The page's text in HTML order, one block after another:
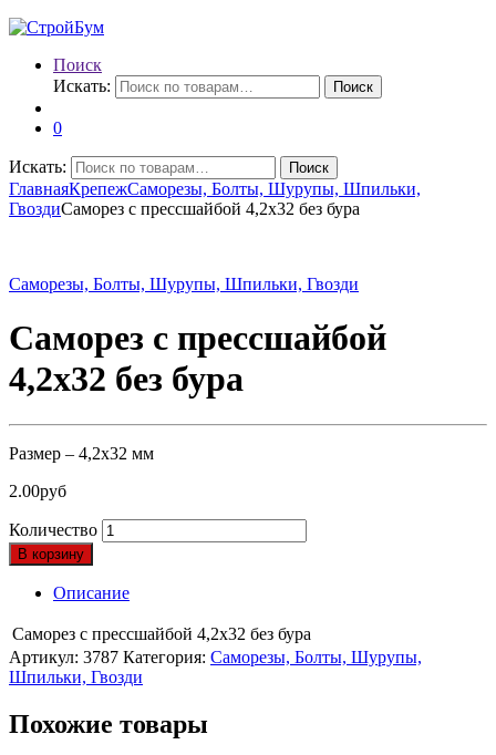
Поиск
Искать:
Поиск
0
Искать: Поиск
ГлавнаяКрепежСаморезы, Болты, Шурупы, Шпильки,
ГвоздиСаморез с прессшайбой 4,2х32 без бура
Саморезы, Болты, Шурупы, Шпильки, Гвозди
Саморез с прессшайбой
4,2х32 без бура
Размер – 4,2х32 мм
2.00руб
Количество
В корзину
Описание
Саморез с прессшайбой 4,2х32 без бура
Артикул: 3787 Категория: Саморезы, Болты, Шурупы,
Шпильки, Гвозди
Похожие товары